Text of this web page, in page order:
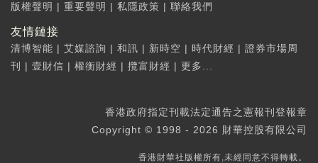
版權聲明 | 重要聲明 | 私隱政策 | 聯絡我們
友情鏈接
清博智能 | 艾媒諮詢 | 和訊 | 新時空 | 時代財經 | 證券市場周
刊
| 壹財信 | 權衡財經 | 攬富財經 | 更多...
香港政府指定刊載法定通告之憲報刊登報章
Copyright © 1998 - 2026 財華控股有限公司
香港財華社版權所有,未經同意不得轉載。